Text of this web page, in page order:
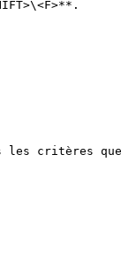
critères que